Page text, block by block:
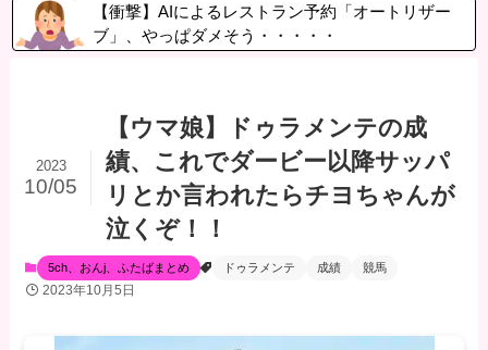
【衝撃】AIによるレストラン予約「オートリザー
ブ」、やっぱダメそう・・・・・
【ウマ娘】ドゥラメンテの成
績、これでダービー以降サッパ
リとか言われたらチヨちゃんが
泣くぞ！！
2023
10/05
5ch、おんj、ふたばまとめ ドゥラメンテ 成績 競馬
2023年10月5日